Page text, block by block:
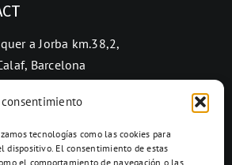
tecnologías como las cookies para
dispositivo. El consentimiento de estas
el comportamiento de navegación o las
a Jorba km.38,2,
Barcelona